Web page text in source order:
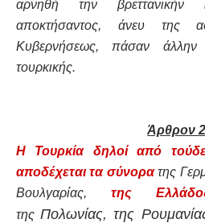
αρνηθή την βρεττανικήν
αποκτήσαντος, άνευ της
Κυβερνήσεως, πάσαν άλλην
τουρκικής.
Άρθρον
Η Τουρκία δηλοί από τούδε
αποδέχεται τα σύνορατης
Βουλγαρίας, της
τηςΠολωνίας, της